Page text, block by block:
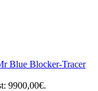
Blue Blocker-Tracer
9900,00€.